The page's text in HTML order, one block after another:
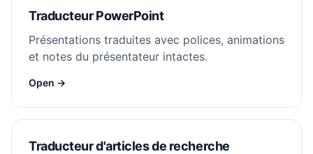
Traducteur PowerPoint
Présentations traduites avec polices, animations
et notes du présentateur intactes.
Open →
Traducteur d'articles de recherche